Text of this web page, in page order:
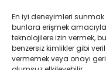
En iyi deneyimleri
bunlara erişmek
teknolojilere izin vermek,
benzersiz kimlikler gibi
vermemek veya onayı
“Bu yatırımların
belediyelerimizle
ve ahenkli